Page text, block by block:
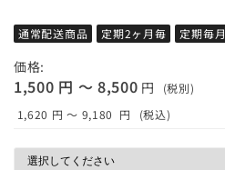
通常配送商品 定期2ヶ月毎 定期毎月
価格:
1,500 円 ～ 8,500 円
(税別)
1,620 円 ～ 9,180 円 (税込)